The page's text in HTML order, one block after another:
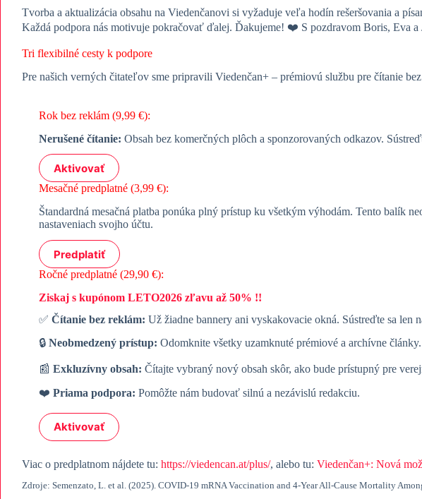
Tvorba a aktualizácia obsahu na Viedenčanovi si vyžaduje veľa hodín rešeršovania a
Každá podpora nás motivuje pokračovať ďalej. Ďakujeme! ❤️ S pozdravom Boris, Eva a
Tri flexibilné cesty k podpore
Pre našich verných čitateľov sme pripravili Viedenčan+ – prémiovú službu pre čítanie
Rok bez reklám (9,99 €):
Nerušené čítanie: Obsah bez komerčných plôch a sponzorovaných odkazov.
Aktivovať
Mesačné predplatné (3,99 €):
Štandardná mesačná platba ponúka plný prístup ku všetkým výhodám. Tento balík
nastaveniach svojho účtu.
Predplatiť
Ročné predplatné (29,90 €):
Ziskaj s kupónom LETO2026 zľavu až 50% !!
✅ Čítanie bez reklám: Už žiadne bannery ani vyskakovacie okná. Sústreďte sa len
🔒 Neobmedzený prístup: Odomknite všetky uzamknuté prémiové a archívne články.
📰 Exkluzívny obsah: Čítajte vybraný nový obsah skôr, ako bude prístupný pre
❤️ Priama podpora: Pomôžte nám budovať silnú a nezávislú redakciu.
Aktivovať
Viac o predplatnom nájdete tu: https://viedencan.at/plus/, alebo tu: Viedenčan+: Nová
​Zdroje: Semenzato, L. et al. (2025). COVID-19 mRNA Vaccination and 4-Year All-Cause Mortality